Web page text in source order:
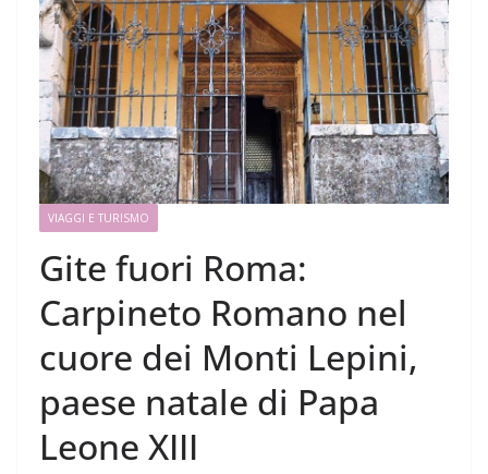
VIAGGI E TURISMO
Gite fuori Roma:
Carpineto Romano nel
cuore dei Monti Lepini,
paese natale di Papa
Leone XIII